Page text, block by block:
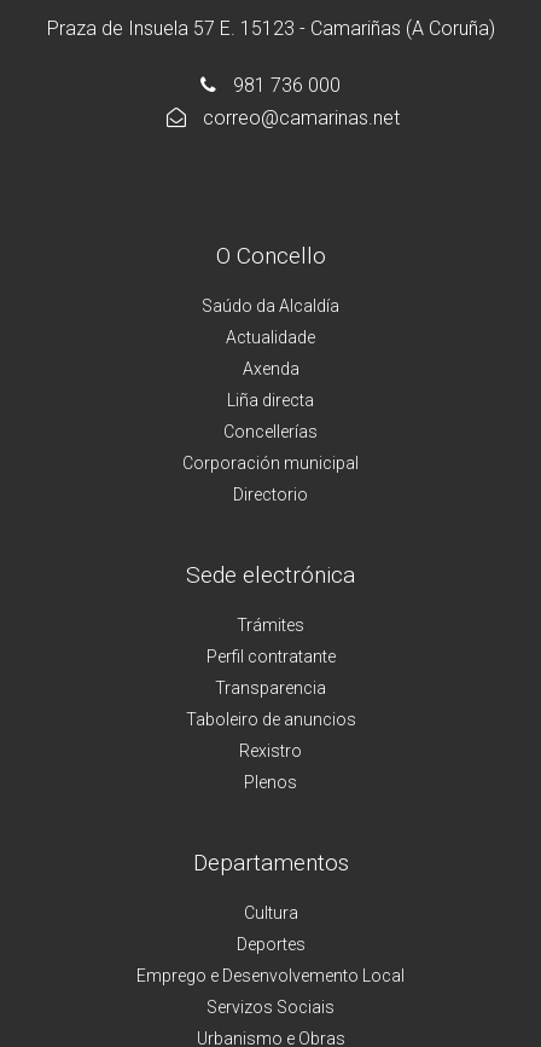
Praza de Insuela 57 E. 15123 - Camariñas (A Coruña)
981 736 000
correo@camarinas.net
O Concello
Saúdo da Alcaldía
Actualidade
Axenda
Liña directa
Concellerías
Corporación municipal
Directorio
Sede electrónica
Trámites
Perfil contratante
Transparencia
Taboleiro de anuncios
Rexistro
Plenos
Departamentos
Cultura
Deportes
Emprego e Desenvolvemento Local
Servizos Sociais
Urbanismo e Obras